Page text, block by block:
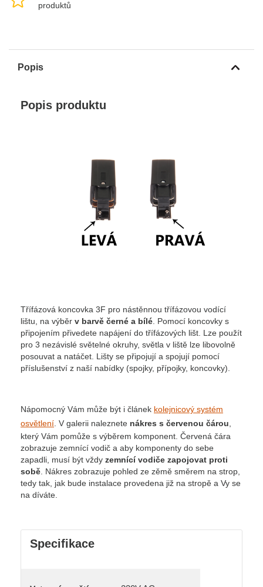
produktů
Popis
Popis produktu
Třífázová koncovka 3F pro nástěnnou třífázovou vodící
lištu, na výběr v barvě černé a bílé . Pomocí koncovky s
připojením přivedete napájení do třífázových lišt. Lze použít
pro 3 nezávislé světelné okruhy, světla v liště lze libovolně
posouvat a natáčet. Lišty se připojují a spojují pomocí
příslušenství z naší nabídky (spojky, přípojky, koncovky).
Nápomocný Vám může být i článek kolejnicový systém
osvětlení . V galerii naleznete nákres s červenou čárou
který Vám pomůže s výběrem komponent. Červená čára
zobrazuje zemnící vodič a aby komponenty do sebe
zapadli, musí být vždy zemnící vodiče zapojovat proti
sobě . Nákres zobrazuje pohled ze zěmě směrem na strop,
tedy tak, jak bude instalace provedena již na stropě a Vy se
na díváte.
Specifikace